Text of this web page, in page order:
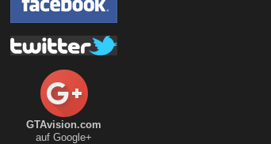
GTAvision.com
auf Google+